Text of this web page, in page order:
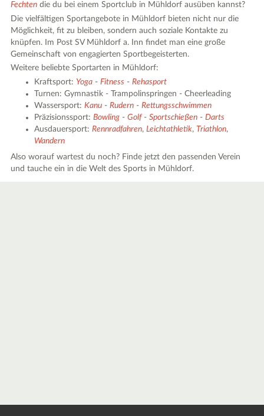
Fechten die du bei einem Sportclub in Mühldorf ausüben kannst?
Die vielfältigen Sportangebote in Mühldorf bieten nicht nur die
Möglichkeit, fit zu bleiben, sondern auch soziale Kontakte zu
knüpfen. Im Post SV Mühldorf a. Inn findet man eine große
Gemeinschaft von engagierten Sportbegeisterten.
Weitere beliebte Sportarten in Mühldorf:
Kraftsport: Yoga -Fitness -Rehasport
Turnen: Gymnastik - Trampolinspringen - Cheerleading
Wassersport:Kanu -Rudern -Rettungsschwimmen
Präzisionssport:Bowling -Golf-Sportschießen -Darts
Ausdauersport:Rennradfahren,Leichtathletik,Triathlon,
Wandern
Also worauf wartest du noch? Finde jetzt den passenden Verein
und tauche ein in die Welt des Sports in Mühldorf.